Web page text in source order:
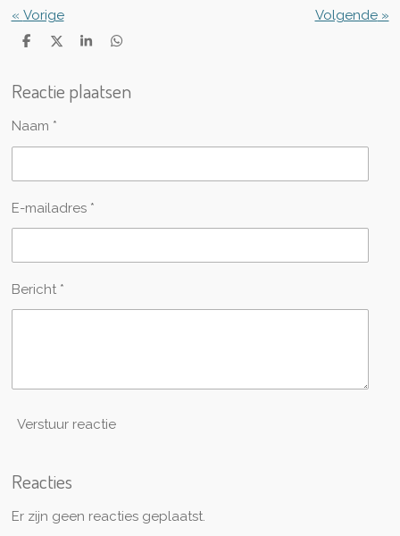
« Vorige Volgende»
D
n
D
l
S
e
D
n
Reactie plaatsen
Naam *
E-mailadres *
Bericht *
Verstuur reactie
Reacties
Er zijn geen reacties geplaatst.